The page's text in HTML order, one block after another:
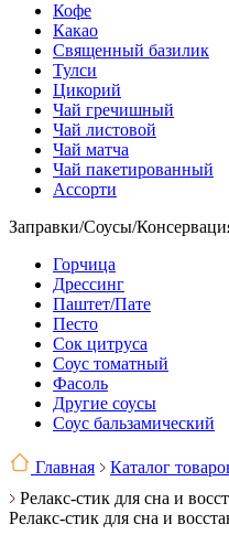
Кофе
Какао
Священный базилик
Тулси
Цикорий
Чай гречишный
Чай листовой
Чай матча
Чай пакетированный
Ассорти
Заправки/Соусы/
Горчица
Дрессинг
Паштет/Пате
Песто
Сок цитруса
Соус томатный
Фасоль
Другие соусы
Соус бальзамический
Главная Каталог
Релакс-стик для сна и
Релакс-стик для сна и